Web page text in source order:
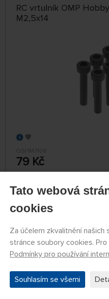
RC vrtulník OMP
M2,5x14
OSHM7108
79 Kč
RC vrtulník OMP
M2,5x6
Tato webová
cookies
Za účelem zkvalitnění
stránce soubory cookies.
Podmínky pro používání
Souhlasím se všemi